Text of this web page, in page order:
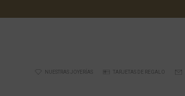
NUESTRAS JOYERÍAS TARJETAS DE REGALO